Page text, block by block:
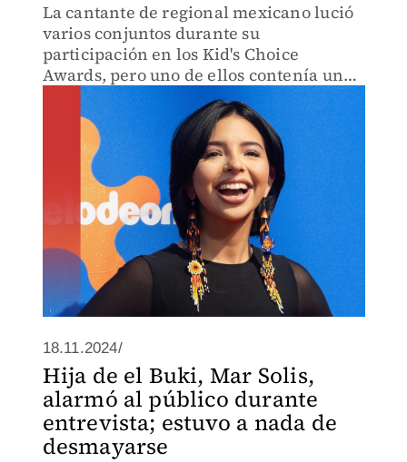
La cantante de regional mexicano lució
varios conjuntos durante su
participación en los Kid's Choice
Awards, pero uno de ellos contenía un
mensaje oculto.
18.11.2024/
Hija de el Buki, Mar Solis,
alarmó al público durante
entrevista; estuvo a nada de
desmayarse